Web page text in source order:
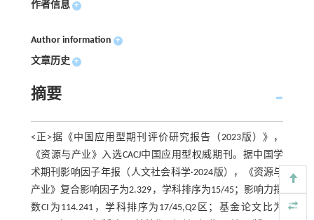
作者信息 +
Author information +
文章历史 +
摘要
<正>据《中国应用型期刊评价研究报告（2023版）》，
《资源与产业》入选CACJ中国应用型权威期刊。据中国学
术期刊影响因子年报（人文社会科学·2024版），《资源与
产业》复合影响因子为2.329，学科排序为15/45；影响力指
数CI为114.241，学科排序为17/45,Q2区；基金论文比为